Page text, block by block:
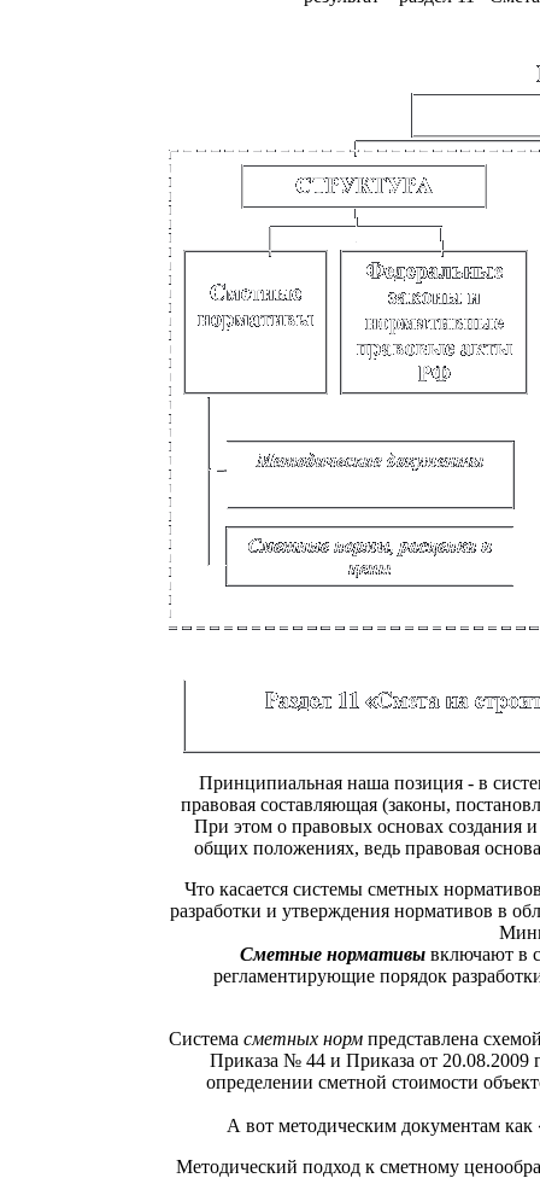
Принципиальная наша позиция - в
правовая составляющая (законы,
При этом о правовых основах создания
общих положениях, ведь правовая
Что касается системы сметных
разработки и утверждения нормативов в
Сметные нормативы включают в
регламентирующие порядок
Системасметных норм представлена
Приказа № 44 и Приказа от
определении сметной стоимости
А вот методическим документам как
Методический подход к сметному